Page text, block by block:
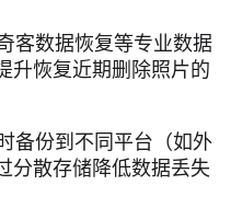
客数据恢复等专业数据
升恢复近期删除照片的
备份到不同平台（如外
分散存储降低数据丢失